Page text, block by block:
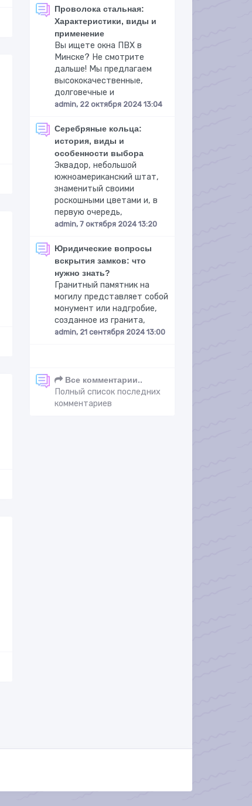
Проволока стальная:
Характеристики, виды и
применение
Вы ищете окна ПВХ в
Минске? Не смотрите
дальше! Мы предлагаем
высококачественные,
долговечные и
admin, 22 октября 2024 13:04
Серебряные кольца:
история, виды и
особенности выбора
Эквадор, небольшой
южноамериканский штат,
знаменитый своими
роскошными цветами и, в
первую очередь,
admin, 7 октября 2024 13:20
Юридические вопросы
вскрытия замков: что
нужно знать?
Гранитный памятник на
могилу представляет собой
монумент или надгробие,
созданное из гранита,
admin, 21 сентября 2024 13:00
Все комментарии..
Полный список последних
комментариев